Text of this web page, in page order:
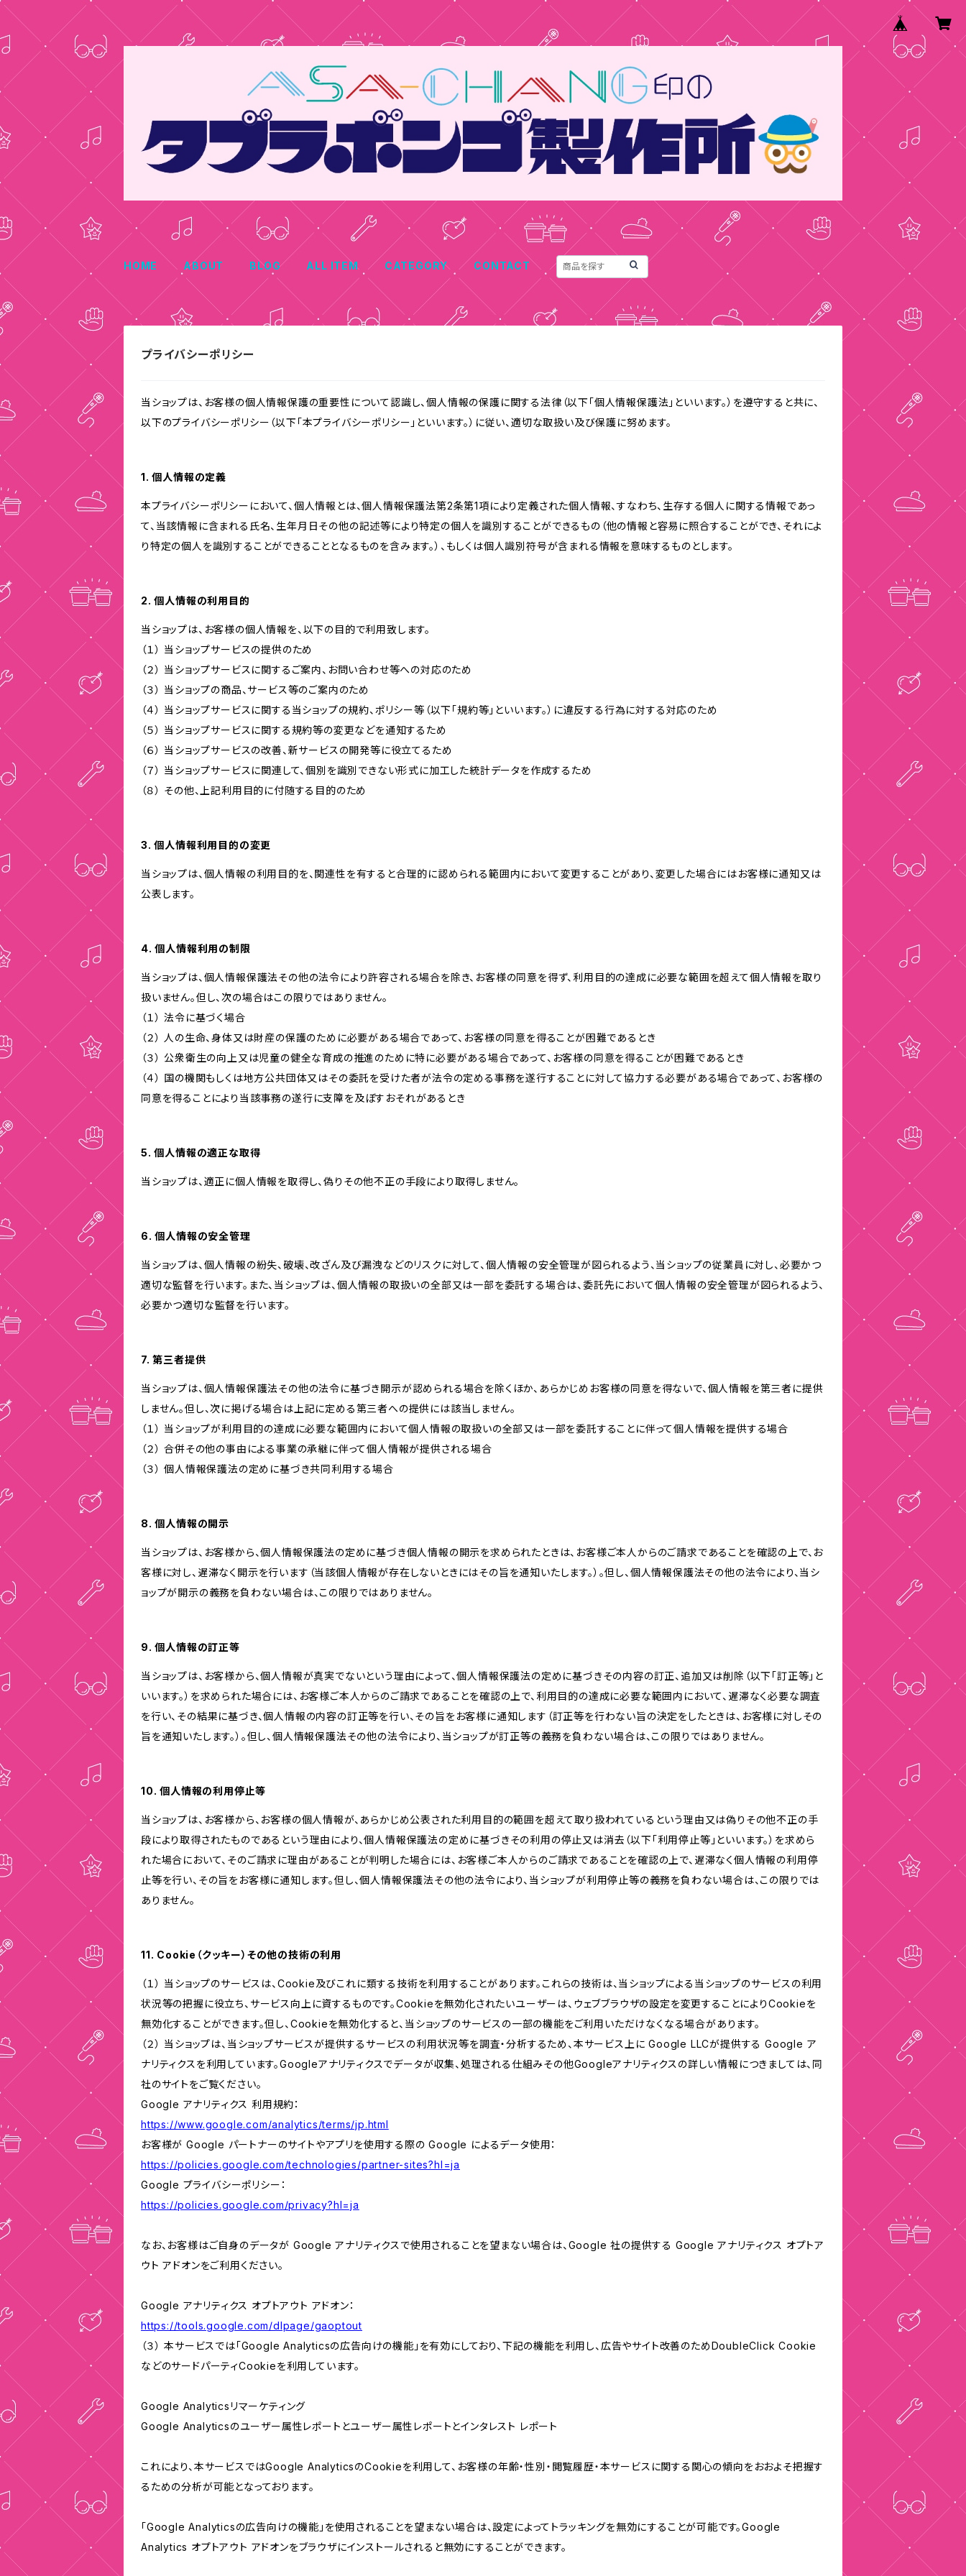
HOME ABOUT BLOG ALL ITEM CATEGORY CONTACT
プライバシーポリシー
当ショップは、お客様の個人情報保護の重要性について認識し、個人情報の保護に関する法律（以下「個人情報保護法」といいます。）を遵守すると共に、
以下のプライバシーポリシー（以下「本プライバシーポリシー」といいます。）に従い、適切な取扱い及び保護に努めます。
1. 個人情報の定義
本プライバシーポリシーにおいて、個人情報とは、個人情報保護法第2条第1項により定義された個人情報、すなわち、生存する個人に関する情報であっ
て、当該情報に含まれる氏名、生年月日その他の記述等により特定の個人を識別することができるもの（他の情報と容易に照合することができ、それによ
り特定の個人を識別することができることとなるものを含みます。）、もしくは個人識別符号が含まれる情報を意味するものとします。
2. 個人情報の利用目的
当ショップは、お客様の個人情報を、以下の目的で利用致します。
（１） 当ショップサービスの提供のため
（２） 当ショップサービスに関するご案内、お問い合わせ等への対応のため
（３） 当ショップの商品、サービス等のご案内のため
（４） 当ショップサービスに関する当ショップの規約、ポリシー等（以下「規約等」といいます。）に違反する行為に対する対応のため
（５） 当ショップサービスに関する規約等の変更などを通知するため
（６） 当ショップサービスの改善、新サービスの開発等に役立てるため
（７） 当ショップサービスに関連して、個別を識別できない形式に加工した統計データを作成するため
（８） その他、上記利用目的に付随する目的のため
3. 個人情報利用目的の変更
当ショップは、個人情報の利用目的を、関連性を有すると合理的に認められる範囲内において変更することがあり、変更した場合にはお客様に通知又は
公表します。
4. 個人情報利用の制限
当ショップは、個人情報保護法その他の法令により許容される場合を除き、お客様の同意を得ず、利用目的の達成に必要な範囲を超えて個人情報を取り
扱いません。但し、次の場合はこの限りではありません。
（１） 法令に基づく場合
（２） 人の生命、身体又は財産の保護のために必要がある場合であって、お客様の同意を得ることが困難であるとき
（３） 公衆衛生の向上又は児童の健全な育成の推進のために特に必要がある場合であって、お客様の同意を得ることが困難であるとき
（４） 国の機関もしくは地方公共団体又はその委託を受けた者が法令の定める事務を遂行することに対して協力する必要がある場合であって、お客様の
同意を得ることにより当該事務の遂行に支障を及ぼすおそれがあるとき
5. 個人情報の適正な取得
当ショップは、適正に個人情報を取得し、偽りその他不正の手段により取得しません。
6. 個人情報の安全管理
当ショップは、個人情報の紛失、破壊、改ざん及び漏洩などのリスクに対して、個人情報の安全管理が図られるよう、当ショップの従業員に対し、必要かつ
適切な監督を行います。また、当ショップは、個人情報の取扱いの全部又は一部を委託する場合は、委託先において個人情報の安全管理が図られるよう、
必要かつ適切な監督を行います。
7. 第三者提供
当ショップは、個人情報保護法その他の法令に基づき開示が認められる場合を除くほか、あらかじめお客様の同意を得ないで、個人情報を第三者に提供
しません。但し、次に掲げる場合は上記に定める第三者への提供には該当しません。
（１） 当ショップが利用目的の達成に必要な範囲内において個人情報の取扱いの全部又は一部を委託することに伴って個人情報を提供する場合
（２） 合併その他の事由による事業の承継に伴って個人情報が提供される場合
（３） 個人情報保護法の定めに基づき共同利用する場合
8. 個人情報の開示
当ショップは、お客様から、個人情報保護法の定めに基づき個人情報の開示を求められたときは、お客様ご本人からのご請求であることを確認の上で、お
客様に対し、遅滞なく開示を行います（当該個人情報が存在しないときにはその旨を通知いたします。）。但し、個人情報保護法その他の法令により、当シ
ョップが開示の義務を負わない場合は、この限りではありません。
9. 個人情報の訂正等
当ショップは、お客様から、個人情報が真実でないという理由によって、個人情報保護法の定めに基づきその内容の訂正、追加又は削除（以下「訂正等」と
いいます。）を求められた場合には、お客様ご本人からのご請求であることを確認の上で、利用目的の達成に必要な範囲内において、遅滞なく必要な調査
を行い、その結果に基づき、個人情報の内容の訂正等を行い、その旨をお客様に通知します（訂正等を行わない旨の決定をしたときは、お客様に対しその
旨を通知いたします。）。但し、個人情報保護法その他の法令により、当ショップが訂正等の義務を負わない場合は、この限りではありません。
10. 個人情報の利用停止等
当ショップは、お客様から、お客様の個人情報が、あらかじめ公表された利用目的の範囲を超えて取り扱われているという理由又は偽りその他不正の手
段により取得されたものであるという理由により、個人情報保護法の定めに基づきその利用の停止又は消去（以下「利用停止等」といいます。）を求めら
れた場合において、そのご請求に理由があることが判明した場合には、お客様ご本人からのご請求であることを確認の上で、遅滞なく個人情報の利用停
止等を行い、その旨をお客様に通知します。但し、個人情報保護法その他の法令により、当ショップが利用停止等の義務を負わない場合は、この限りでは
ありません。
11. Cookie（クッキー）その他の技術の利用
（１） 当ショップのサービスは、Cookie及びこれに類する技術を利用することがあります。これらの技術は、当ショップによる当ショップのサービスの利用
状況等の把握に役立ち、サービス向上に資するものです。Cookieを無効化されたいユーザーは、ウェブブラウザの設定を変更することによりCookieを
無効化することができます。但し、Cookieを無効化すると、当ショップのサービスの一部の機能をご利用いただけなくなる場合があります。
（２） 当ショップは、当ショップサービスが提供するサービスの利用状況等を調査・分析するため、本サービス上に Google LLCが提供する Google ア
ナリティクスを利用しています。Googleアナリティクスでデータが収集、処理される仕組みその他Googleアナリティクスの詳しい情報につきましては、同
社のサイトをご覧ください。
Google アナリティクス 利用規約：
https://www.google.com/analytics/terms/jp.html
お客様が Google パートナーのサイトやアプリを使用する際の Google によるデータ使用：
https://policies.google.com/technologies/partner-sites?hl=ja
Google プライバシーポリシー：
https://policies.google.com/privacy?hl=ja
なお、お客様はご自身のデータが Google アナリティクスで使用されることを望まない場合は、Google 社の提供する Google アナリティクス オプトア
ウト アドオンをご利用ください。
Google アナリティクス オプトアウト アドオン：
https://tools.google.com/dlpage/gaoptout
（３） 本サービスでは「Google Analyticsの広告向けの機能」を有効にしており、下記の機能を利用し、広告やサイト改善のためDoubleClick Cookie
などのサードパーティCookieを利用しています。
Google Analyticsリマーケティング
Google Analyticsのユーザー属性レポートとユーザー属性レポートとインタレスト レポート
これにより、本サービスではGoogle AnalyticsのCookieを利用して、お客様の年齢・性別・閲覧履歴・本サービスに関する関心の傾向をおおよそ把握す
るための分析が可能となっております。
「Google Analyticsの広告向けの機能」を使用されることを望まない場合は、設定によってトラッキングを無効にすることが可能です。Google
Analytics オプトアウト アドオンをブラウザにインストールされると無効にすることができます。